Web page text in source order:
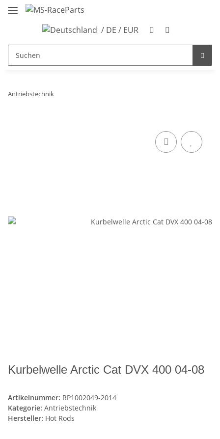
/ DE / EUR
Antriebstechnik
Kurbelwelle Arctic Cat DVX 400 04-08
Artikelnummer: RP1002049-2014
Kategorie: Antriebstechnik
Hersteller: Hot Rods